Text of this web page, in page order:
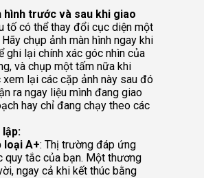
hình trước và sau khi giao
tố có thể thay đổi cục diện một
chụp ảnh màn hình ngay khi
ghi lại chính xác góc nhìn của
và chụp một tấm nữa khi
xem lại các cặp ảnh này sau đó
ra ngay liệu mình đang giao
hay chỉ đang chạy theo các
loại A+: Thị trường đáp ứng
quy tắc của bạn. Một thương
ngay cả khi kết thúc bằng